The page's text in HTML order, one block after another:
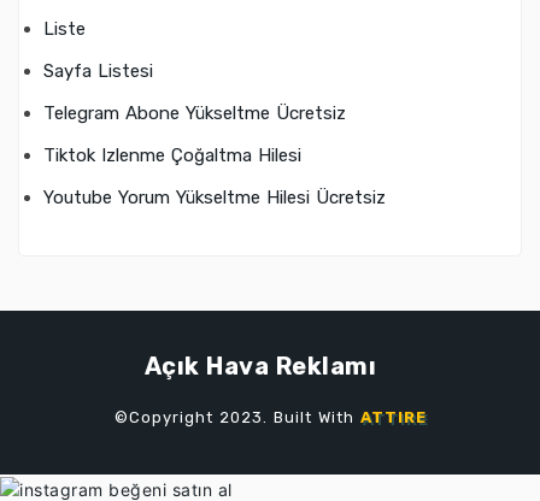
Liste
Sayfa Listesi
Telegram Abone Yükseltme Ücretsiz
Tiktok Izlenme Çoğaltma Hilesi
Youtube Yorum Yükseltme Hilesi Ücretsiz
Açık Hava Reklamı
©Copyright 2023. Built With ATTIRE